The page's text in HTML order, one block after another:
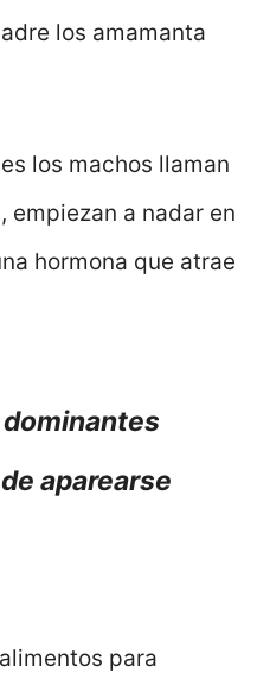
los amamanta
los machos llaman
empiezan a nadar en
hormona que atrae
aparearse
para